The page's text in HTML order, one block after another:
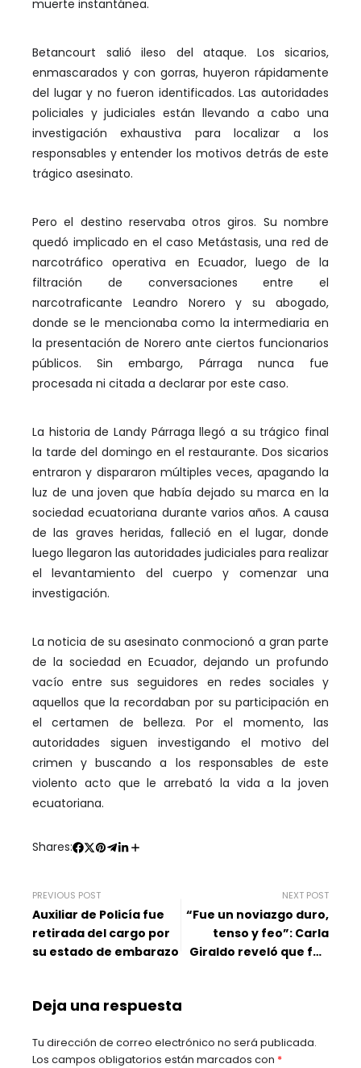
muerte instantánea.
Betancourt salió ileso del ataque. Los sicarios,
enmascarados y con gorras, huyeron rápidamente
del lugar y no fueron identificados. Las autoridades
policiales y judiciales están llevando a cabo una
investigación exhaustiva para localizar a los
responsables y entender los motivos detrás de este
trágico asesinato.
Pero el destino reservaba otros giros. Su nombre
quedó implicado en el caso Metástasis, una red de
narcotráfico operativa en Ecuador, luego de la
filtración de conversaciones entre el
narcotraficante Leandro Norero y su abogado,
donde se le mencionaba como la intermediaria en
la presentación de Norero ante ciertos funcionarios
públicos. Sin embargo, Párraga nunca fue
procesada ni citada a declarar por este caso.
La historia de Landy Párraga llegó a su trágico final
la tarde del domingo en el restaurante. Dos sicarios
entraron y dispararon múltiples veces, apagando la
luz de una joven que había dejado su marca en la
sociedad ecuatoriana durante varios años. A causa
de las graves heridas, falleció en el lugar, donde
luego llegaron las autoridades judiciales para realizar
el levantamiento del cuerpo y comenzar una
investigación.
La noticia de su asesinato conmocionó a gran parte
de la sociedad en Ecuador, dejando un profundo
vacío entre sus seguidores en redes sociales y
aquellos que la recordaban por su participación en
el certamen de belleza. Por el momento, las
autoridades siguen investigando el motivo del
crimen y buscando a los responsables de este
violento acto que le arrebató la vida a la joven
ecuatoriana.
Shares:
PREVIOUS POST
Auxiliar de Policía fue
retirada del cargo por
su estado de embarazo
NEXT POST
“Fue un noviazgo duro,
tenso y feo”: Carla
Giraldo reveló que fue
Deja una respuesta
Tu dirección de correo electrónico no será publicada.
Los campos obligatorios están marcados con *